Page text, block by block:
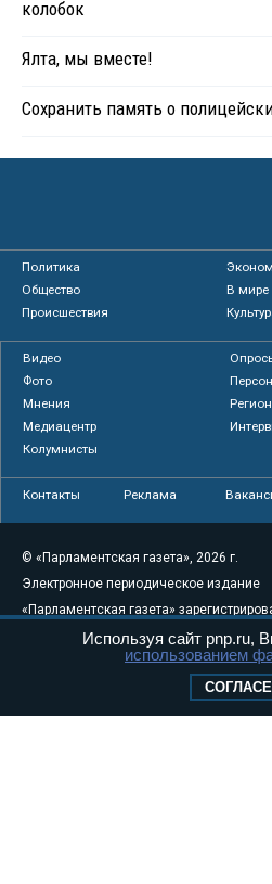
колобок
Ялта, мы вместе!
Сохранить память о
Политика
Общество
В мире
Происшествия
Видео
Фото
Мнения
Медиацентр
Колумнисты
Контакты Реклама
© «Парламентская газета», 2026 г.
Электронное периодическое издание
«Парламентская газета»
Федеральной службе по надзору в
связи, информационных технологий и
массовых коммуникаций
августа 2011 года. 18+
Используя сайт pnp.ru,
использованием